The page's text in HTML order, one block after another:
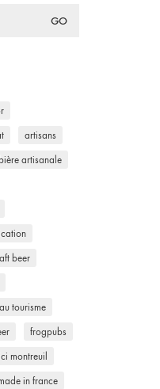
artisans
bière artisanale
beer
tourisme
frogpubs
montreuil
in france